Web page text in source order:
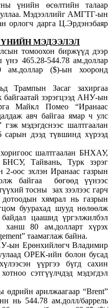
үнийн өсөлтийн талаар
Мэдээллийг АМГТГ-ын
орлогч дарга Ц.Эрдэнэбаяр
МЭДЭЭЛЭЛ
томоохон биржүүд дээр
465.28-544.78 ам.доллар
ам.доллар ($)-ын хооронд
Трампын Засаг захиргаа
байгаатай зэрэгцээд АНУ-ын
Майкл Помео “Иранаас
авч байгаа ямар ч улс
мэдэгдснээс шалтгаалан
дээд түвшинд хүрээд
шалтгаалан БНХАУ,
Тайвань, Турк зэрэг
оос эхлэн Иранаас газрын
байгаа бөгөөд үүнээс
тосны зах зээлээс гарч
хямрал нь газрын
буурахад шууд нөлөөлж
цаашид үргэлжилбэл
ханш 80 ам.долларт хүрэх
таамаглаж байна.
ын Ерөнхийлөгч Владимир
ОРЕК-ийн болон бусад
үүргээ бүгд сахин
сэтгүүлчдэд мэдэгдэл
арилжаагаар “Brent”
нь 544.78 ам.долл/баррель